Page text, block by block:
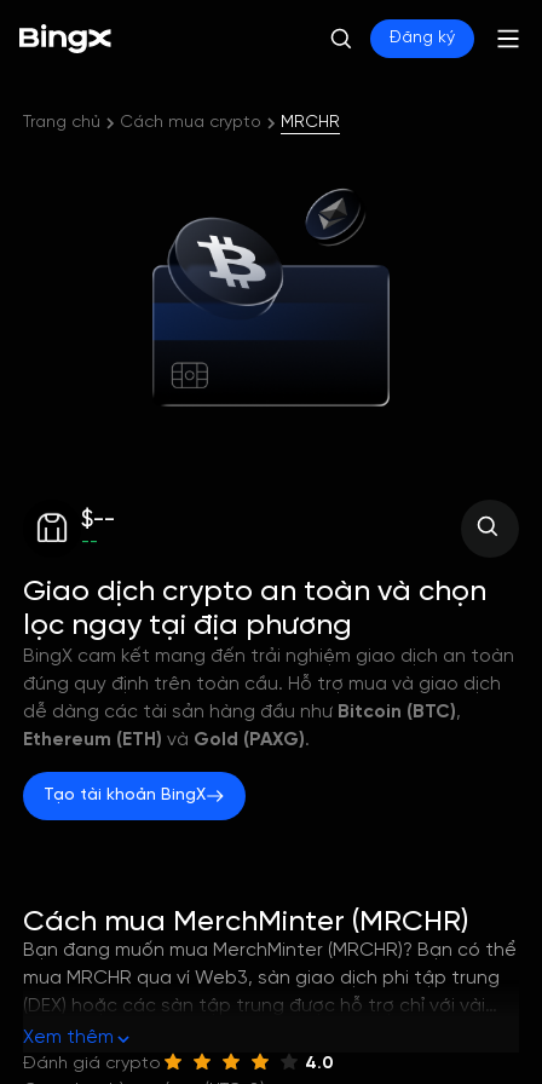
Đăng ký
Trang chủ Cách mua crypto MRCHR
$--
--
Giao dịch crypto an toàn và chọn
lọc ngay tại địa phương
BingX cam kết mang đến trải nghiệm giao dịch an toàn
đúng quy định trên toàn cầu. Hỗ trợ mua và giao dịch
dễ dàng các tài sản hàng đầu như Bitcoin (BTC),
Ethereum (ETH) và Gold (PAXG).
Tạo tài khoản BingX
Cách mua MerchMinter (MRCHR)
Bạn đang muốn mua MerchMinter (MRCHR)? Bạn có thể
mua MRCHR qua ví Web3, sàn giao dịch phi tập trung
(DEX) hoặc các sàn tập trung được hỗ trợ chỉ với vài
bước đơn giản. Hướng dẫn này sẽ giúp bạn nắm rõ
cách tốt nhất để mua MerchMinter, cũng như cách lưu
Xem thêm
Đánh giá crypto
4.0